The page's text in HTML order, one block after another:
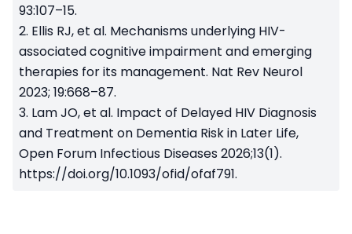
93:107–15.
2. Ellis RJ, et al. Mechanisms underlying HIV-
associated cognitive impairment and emerging
therapies for its management. Nat Rev Neurol
2023; 19:668–87.
3. Lam JO, et al. Impact of Delayed HIV Diagnosis
and Treatment on Dementia Risk in Later Life,
Open Forum Infectious Diseases 2026;13(1).
https://doi.org/10.1093/ofid/ofaf791.